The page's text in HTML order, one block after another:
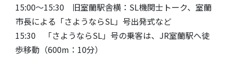
15:00～15:30 旧室蘭駅舎横：SL機関士トーク、室蘭
市長による「さようならSL」号出発式など
15:30 「さようならSL」号の乗客は、JR室蘭駅へ徒
歩移動（600m：10分）